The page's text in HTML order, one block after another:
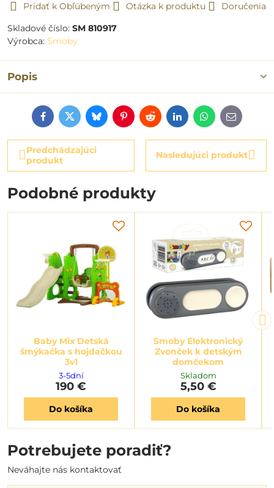
Pridať k Obľúbeným Otázka k produktu
Doručenia
Skladové číslo: SM 810917
Výrobca: Smoby
Popis
FacebookTwitterBlueskyPinterestRedditLinkedInWhatsApp
E-
mail
Predchádzajúci
produkt
Nasledujúci produkt
Podobné produkty
Baby Mix Detská
šmýkačka s hojdačkou
3v1
3-5dní
190 €
Do košíka
Smoby Elektronický
Zvonček k detským
domčekom
Skladom
5,50 €
Do košíka
Potrebujete poradiť?
Neváhajte nás kontaktovať